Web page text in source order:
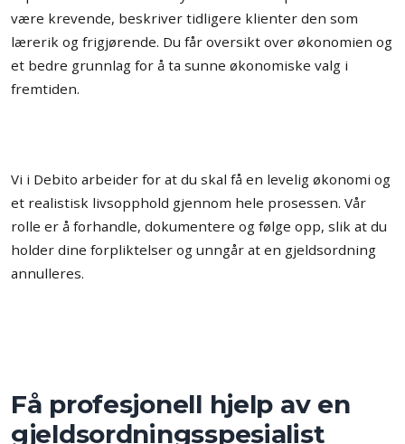
være krevende, beskriver tidligere klienter den som
lærerik og frigjørende. Du får oversikt over økonomien og
et bedre grunnlag for å ta sunne økonomiske valg i
fremtiden.
Vi i Debito arbeider for at du skal få en levelig økonomi og
et realistisk livsopphold gjennom hele prosessen. Vår
rolle er å forhandle, dokumentere og følge opp, slik at du
holder dine forpliktelser og unngår at en gjeldsordning
annulleres.
Få profesjonell hjelp av en
gjeldsordningsspesialist